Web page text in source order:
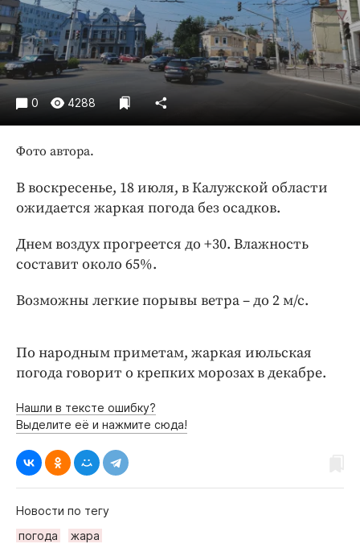
Общество
Погода
Праздники
Происшествия
Спорт
Блоги
Медиаперсона
Интересное чтиво
Клиника года
Работодатель года
0 4288
Фото автора.
В воскресенье, 18 июля, в Калужской области
ожидается жаркая погода без осадков.
Днем воздух прогреется до +30. Влажность
составит около 65%.
Возможны легкие порывы ветра – до 2 м/с.
По народным приметам, жаркая июльская
погода говорит о крепких морозах в декабре.
Нашли в тексте ошибку?
Выделите её и нажмите сюда!
Новости по тегу
погода
жара